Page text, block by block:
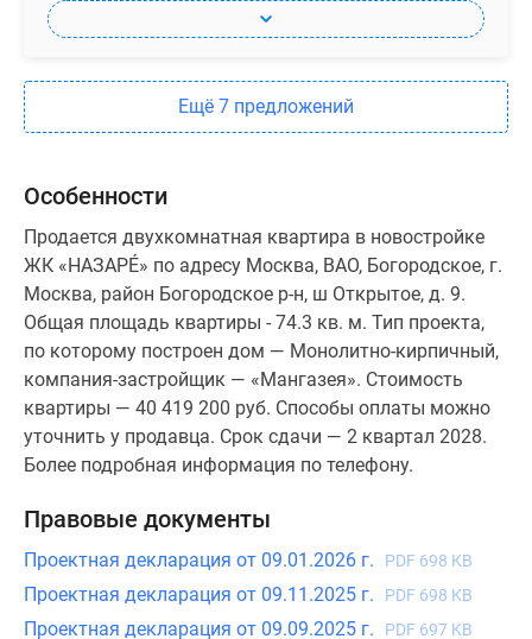
Ещё 7 предложений
Особенности
Продается двухкомнатная квартира в новостройке
ЖК «НАЗАРÉ» по адресу Москва, ВАО, Богородское, г.
Москва, район Богородское р-н, ш Открытое, д. 9.
Общая площадь квартиры - 74.3 кв. м. Тип проекта,
по которому построен дом — Монолитно-кирпичный,
компания-застройщик — «Мангазея». Стоимость
квартиры — 40 419 200 руб. Способы оплаты можно
уточнить у продавца. Срок сдачи — 2 квартал 2028.
Более подробная информация по телефону.
Правовые документы
Проектная декларация от 09.01.2026 г. PDF 698 KB
Проектная декларация от 09.11.2025 г. PDF 698 KB
Проектная декларация от 09.09.2025 г. PDF 697 KB